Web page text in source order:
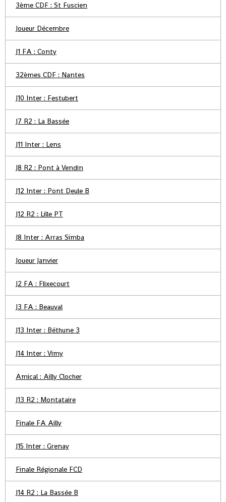
3ème CDF : St Fuscien
Joueur Décembre
J1 FA : Conty
32èmes CDF : Nantes
J10 Inter : Festubert
J7 R2 : La Bassée
J11 Inter : Lens
J8 R2 : Pont à Vendin
J12 Inter : Pont Deule B
J12 R2 : Lille PT
J8 Inter : Arras Simba
Joueur Janvier
J2 FA : Flixecourt
J3 FA : Beauval
J13 Inter : Béthune 3
J14 Inter : Vimy
Amical : Ailly Clocher
J13 R2 : Montataire
Finale FA Ailly
J15 Inter : Grenay
Finale Régionale FCD
J14 R2 : La Bassée B